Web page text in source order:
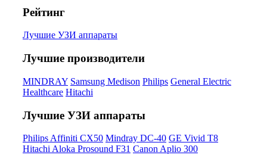
Рейтинг
Лучшие УЗИ аппараты
Лучшие производители
MINDRAY Samsung Medison Philips General Electric
Healthcare Hitachi
Лучшие УЗИ аппараты
Philips Affiniti CX50 Mindray DC-40 GE Vivid T8
Hitachi Aloka Prosound F31 Canon Aplio 300